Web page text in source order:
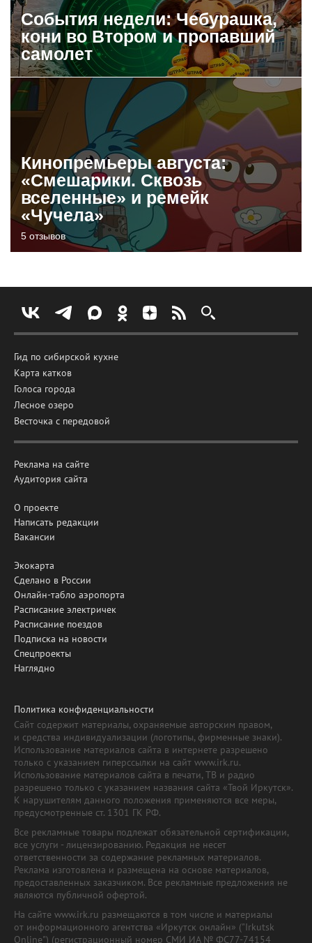
События недели: Чебурашка,
кони во Втором и пропавший
самолет
Кинопремьеры августа:
«Смешарики. Сквозь
вселенные» и ремейк
«Чучела»
5 отзывов
Гид по сибирской кухне
Карта катков
Голоса города
Лесное озеро
Весточка с передовой
Реклама на сайте
Аудитория сайта
О проекте
Написать редакции
Вакансии
Экокарта
Сделано в России
Онлайн-табло аэропорта
Расписание электричек
Расписание поездов
Подписка на новости
Спецпроекты
Наглядно
Политика конфиденциальности
Сайт содержит материалы, охраняемые авторским правом,
и средства индивидуализации (логотипы, фирменные знаки).
Использование материалов сайта в интернете разрешено
только с указанием гиперссылки на сайт www.irk.ru.
Использование материалов сайта в печати, ТВ и радио
разрешено только с указанием названия сайта «Твой Иркутск».
К нарушителям данного положения применяются все меры,
предусмотренные ст. 1301 ГК РФ.
Все рекламные товары подлежат обязательной сертификации,
все услуги - лицензированию. Редакция не несет
ответственности за содержание рекламных материалов.
Реклама изготовлена и размещена на основе материалов,
предоставленных заказчиком. Все рекламные предложения не
являются публичной офертой.
На сайте www.irk.ru размещаются в том числе и материалы
от информационного агентства «Иркутск онлайн» ("Irkutsk
Online") (регистрационный номер СМИ ИА № ФС77-74154